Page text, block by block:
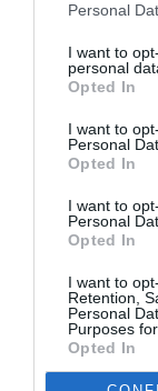
Personal
I want to
personal
Opted In
I want to
Personal
Opted In
I want to
Personal
Opted In
I want to
Retention,
Personal
Purposes
Opted In